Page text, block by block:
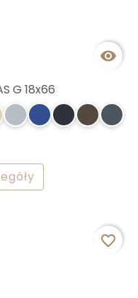

G 18x66
favorite_border